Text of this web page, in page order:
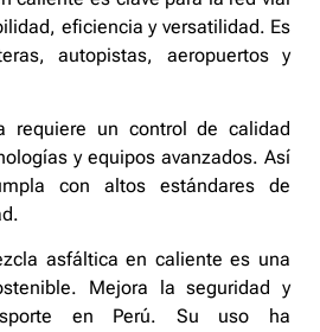
eficiencia y versatilidad. Es
autopistas, aeropuertos y
requiere un control de calidad
y equipos avanzados. Así
con altos estándares de
asfáltica en caliente es una
Mejora la seguridad y
en Perú. Su uso ha